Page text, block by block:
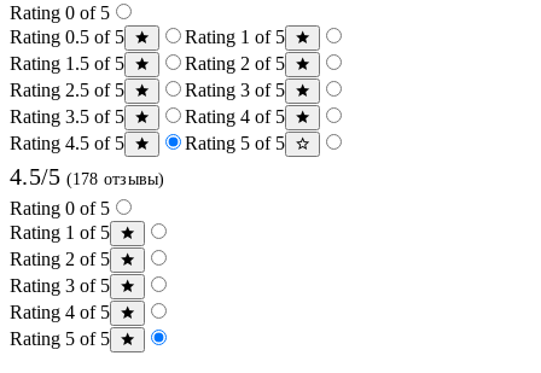
Rating 0 of 5
Rating 0.5 of 5
Rating 1 of 5
Rating 1.5 of 5
Rating 2 of 5
Rating 2.5 of 5
Rating 3 of 5
Rating 3.5 of 5
Rating 4 of 5
Rating 4.5 of 5
Rating 5 of 5
4.5/5 (178 отзывы)
Rating 0 of 5
Rating 1 of 5
Rating 2 of 5
Rating 3 of 5
Rating 4 of 5
Rating 5 of 5